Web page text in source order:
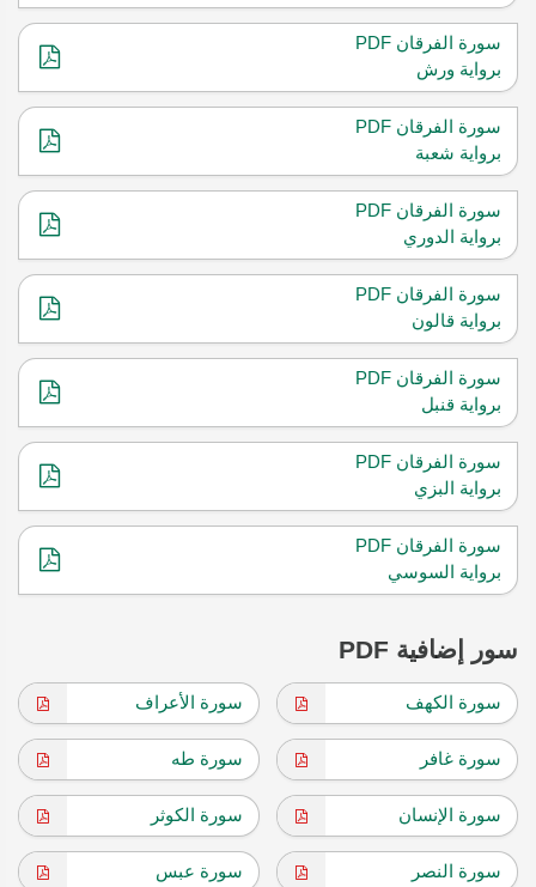
سورة الفرقان PDF
برواية ورش
سورة الفرقان PDF
برواية شعبة
سورة الفرقان PDF
برواية الدوري
سورة الفرقان PDF
برواية قالون
سورة الفرقان PDF
برواية قنبل
سورة الفرقان PDF
برواية البزي
سورة الفرقان PDF
برواية السوسي
سور إضافية PDF
سورة الكهف سورة الأعراف
سورة غافر سورة طه
سورة الإنسان سورة الكوثر
سورة النصر سورة عبس